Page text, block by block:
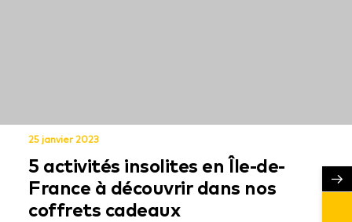
25 janvier 2023
5 activités insolites en Île-de-
France à découvrir dans nos
coffrets cadeaux
→